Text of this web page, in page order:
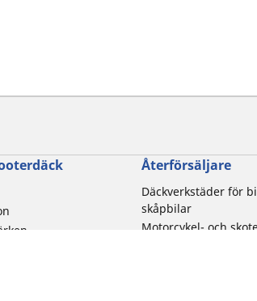
Återförsäljare
Däckverkstäder för
skåpbilar
Motorcykel- och